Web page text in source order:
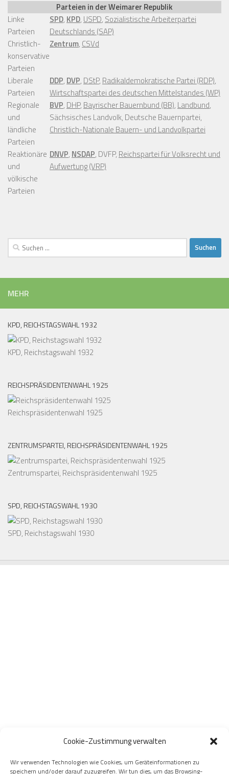
Cookie-Zustimmung verwalten
Wir verwenden Technologien wie Cookies, um Geräteinformationen zu
speichern und/oder darauf zuzugreifen. Wir tun dies, um das Browsing-
Parteien in der Weimarer Republik
Linke
Parteien
SPD, KPD, USPD, Sozialistische Arbeiterpartei
Deutschlands (SAP)
Christlich-
konservative
Parteien
Zentrum, CSVd
Liberale
Parteien
DDP, DVP, DStP, Radikaldemokratische Partei (RDP),
Wirtschaftspartei des deutschen Mittelstandes (WP)
Regionale
und
ländliche
Parteien
BVP, DHP, Bayrischer Bauernbund (BB), Landbund,
Sächsisches Landvolk, Deutsche Bauernpartei,
Christlich-Nationale Bauern- und Landvolkpartei
Reaktionäre
und
völkische
Parteien
DNVP, NSDAP, DVFP, Reichspartei für Volksrecht und
Aufwertung (VRP)
Suchen
nach:
MEHR
KPD, REICHSTAGSWAHL 1932
KPD, Reichstagswahl 1932
REICHSPRÄSIDENTENWAHL 1925
Reichspräsidentenwahl 1925
ZENTRUMSPARTEI, REICHSPRÄSIDENTENWAHL 1925
Zentrumspartei, Reichspräsidentenwahl 1925
SPD, REICHSTAGSWAHL 1930
SPD, Reichstagswahl 1930